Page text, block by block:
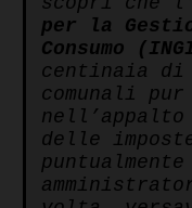
per la
Consumo
centinaia di
comunali
delle